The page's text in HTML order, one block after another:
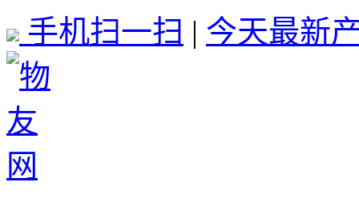
手机扫一扫 | 今天最新